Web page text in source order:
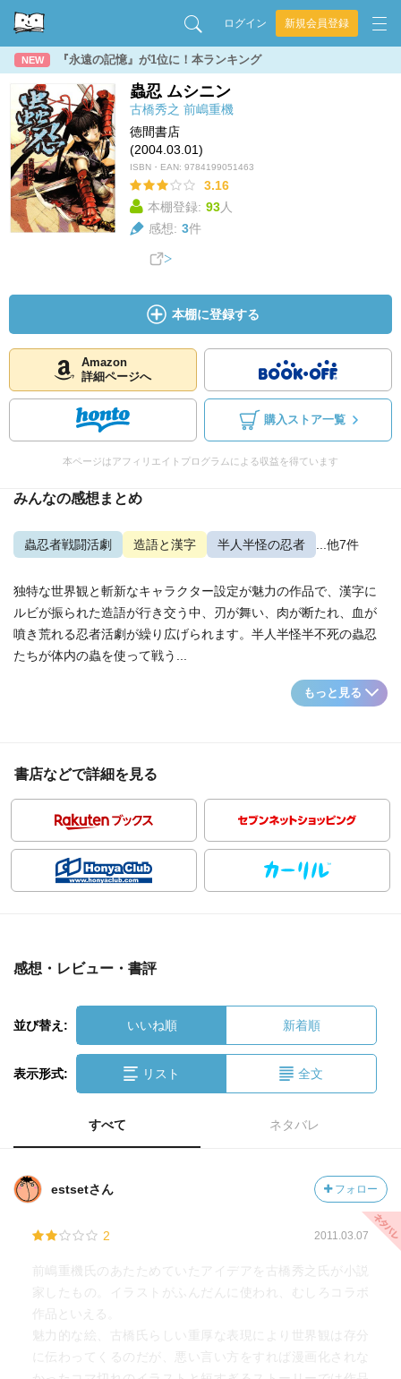
ログイン 新規会員登録
NEW 『永遠の記憶』が1位に！本ランキング
蟲忍 ムシニン
古橋秀之 前嶋重機
徳間書店
(2004.03.01)
ISBN・EAN: 9784199051463
3.16
本棚登録: 93人
感想: 3件
本棚に登録する
Amazon
詳細ページへ
購入ストア一覧
本ページはアフィリエイトプログラムによる収益を得ています
みんなの感想まとめ
蟲忍者戦闘活劇 造語と漢字 半人半怪の忍者 ...他7件
独特な世界観と斬新なキャラクター設定が魅力の作品で、漢字に
ルビが振られた造語が行き交う中、刃が舞い、肉が断たれ、血が
噴き荒れる忍者活劇が繰り広げられます。半人半怪半不死の蟲忍
たちが体内の蟲を使って戦う...
もっと見る
書店などで詳細を見る
感想・レビュー・書評
並び替え: いいね順 新着順
表示形式: リスト 全文
すべて ネタバレ
estsetさん フォロー
2 2011.03.07
前嶋重機氏のあたためていたアイデアを古橋秀之氏が小説
家したもの。イラストがふんだんに使われ、むしろコラボ
作品といえる。
魅力的な絵、古橋氏らしい重厚な表現により世界観は存分
に伝わってくるのだが、悪い言い方をすれば漫画化されな